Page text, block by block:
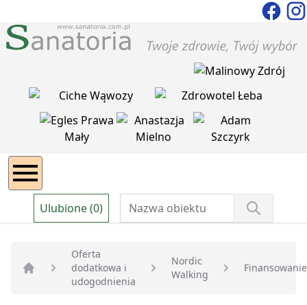
Ulubione (0)
Strona główna
Oferta
dodatkowa i
udogodnienia
Nordic
Walking
Finansowanie